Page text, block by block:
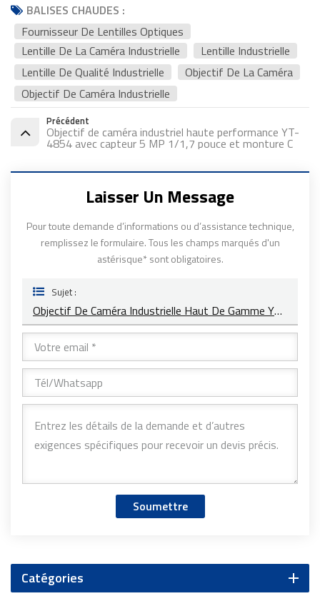
BALISES CHAUDES :
Fournisseur De Lentilles Optiques
Lentille De La Caméra Industrielle
Lentille Industrielle
Lentille De Qualité Industrielle
Objectif De La Caméra
Objectif De Caméra Industrielle
Précédent
Objectif de caméra industriel haute performance YT-
4854 avec capteur 5 MP 1/1,7 pouce et monture C
Laisser Un Message
Pour toute demande d’informations ou d’assistance technique,
remplissez le formulaire. Tous les champs marqués d'un
astérisque* sont obligatoires.
Sujet :
Objectif De Caméra Industrielle Haut De Gamme YT-4853, Puissant Et D'excellente Qualité D'image (10 MP)
Soumettre
Catégories